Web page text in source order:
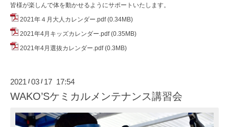
皆様が楽しんで体を動かせるようにサポートいたします。
2021年４月大人カレンダー.pdf (0.34MB)
2021年4月キッズカレンダー.pdf (0.35MB)
2021年4月選抜カレンダー.pdf (0.3MB)
2021 / 03 / 17 17:54
WAKO’Sケミカルメンテナンス講習会